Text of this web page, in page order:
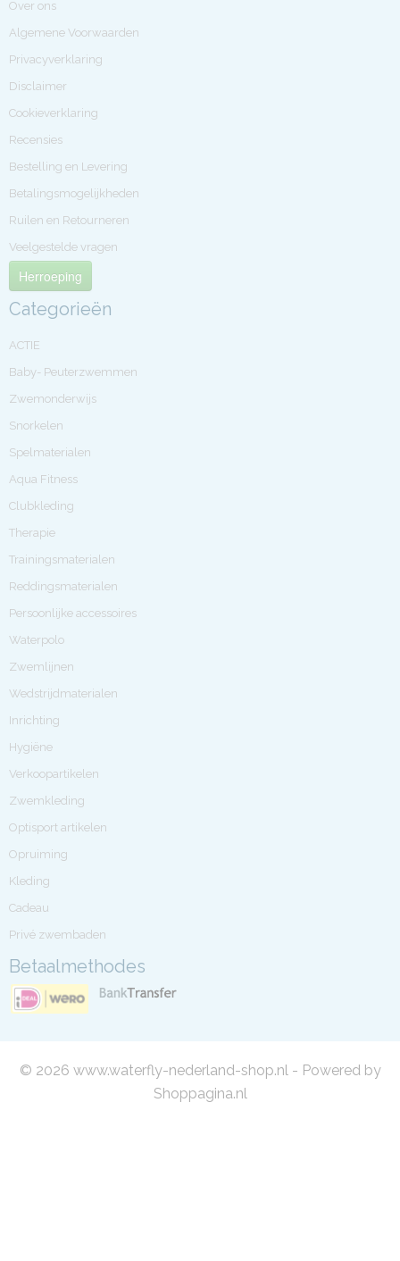
Over ons
Algemene Voorwaarden
Privacyverklaring
Disclaimer
Cookieverklaring
Recensies
Bestelling en Levering
Betalingsmogelijkheden
Ruilen en Retourneren
Veelgestelde vragen
Herroeping
Categorieën
ACTIE
Baby- Peuterzwemmen
Zwemonderwijs
Snorkelen
Spelmaterialen
Aqua Fitness
Clubkleding
Therapie
Trainingsmaterialen
Reddingsmaterialen
Persoonlijke accessoires
Waterpolo
Zwemlijnen
Wedstrijdmaterialen
Inrichting
Hygiëne
Verkoopartikelen
Zwemkleding
Optisport artikelen
Opruiming
Kleding
Cadeau
Privé zwembaden
Betaalmethodes
© 2026 www.waterfly-nederland-shop.nl - Powered by
Shoppagina.nl